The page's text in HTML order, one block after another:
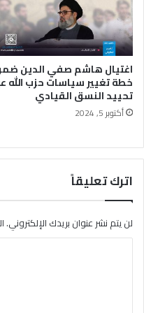
ي
ا
ه
و
و
و
ز
ا
د
ف
ع
ا
ط
ر
ة
ف
ي
ب
ي
ل
ي
ي
ة
اغتيال هاشم صفي الدين
خطة تغيير سياسات حزب الله
تحييد النسق القيادي
أكتوبر 5, 2024
اترك تعليقاً
لن يتم نشر عنوان بريدك الإلكتروني.